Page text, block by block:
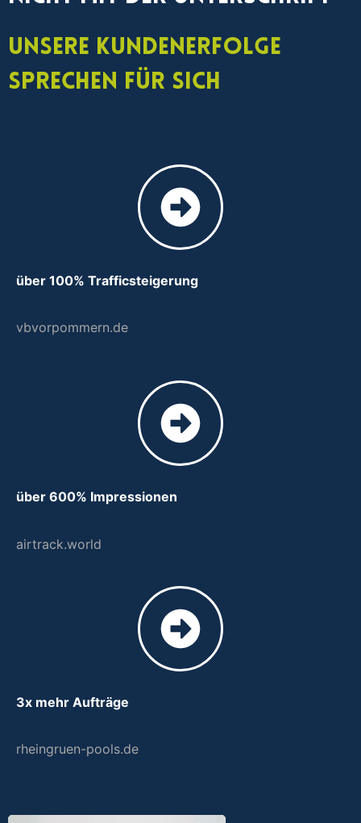
Unsere Kundenerfolge
sprechen für sich
über 100% Trafficsteigerung
vbvorpommern.de
über 600% Impressionen
airtrack.world
3x mehr Aufträge
rheingruen-pools.de